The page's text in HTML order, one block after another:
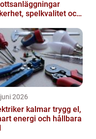
spelkvalitet och
2026
kalmar trygg el,
energi och hållbara